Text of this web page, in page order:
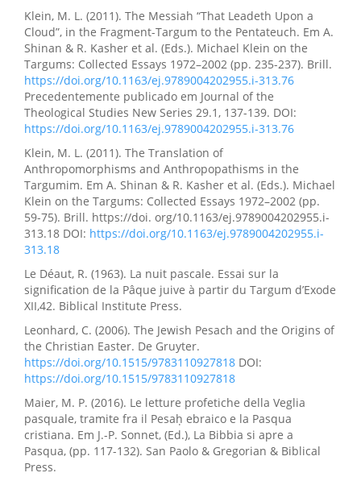
Klein, M. L. (2011). The Messiah “That Leadeth Upon a
Cloud”, in the Fragment-Targum to the Pentateuch. Em A.
Shinan & R. Kasher et al. (Eds.). Michael Klein on the
Targums: Collected Essays 1972–2002 (pp. 235-237). Brill.
https://doi.org/10.1163/ej.9789004202955.i-313.76
Precedentemente publicado em Journal of the
Theological Studies New Series 29.1, 137-139. DOI:
https://doi.org/10.1163/ej.9789004202955.i-313.76
Klein, M. L. (2011). The Translation of
Anthropomorphisms and Anthropopathisms in the
Targumim. Em A. Shinan & R. Kasher et al. (Eds.). Michael
Klein on the Targums: Collected Essays 1972–2002 (pp.
59-75). Brill. https://doi. org/10.1163/ej.9789004202955.i-
313.18 DOI: https://doi.org/10.1163/ej.9789004202955.i-
313.18
Le Déaut, R. (1963). La nuit pascale. Essai sur la
signification de la Pâque juive à partir du Targum d’Exode
XII,42. Biblical Institute Press.
Leonhard, C. (2006). The Jewish Pesach and the Origins of
the Christian Easter. De Gruyter.
https://doi.org/10.1515/9783110927818 DOI:
https://doi.org/10.1515/9783110927818
Maier, M. P. (2016). Le letture profetiche della Veglia
pasquale, tramite fra il Pesaḥ ebraico e la Pasqua
cristiana. Em J.-P. Sonnet, (Ed.), La Bibbia si apre a
Pasqua, (pp. 117-132). San Paolo & Gregorian & Biblical
Press.